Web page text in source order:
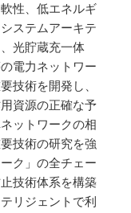
性、低エネルギ
ステムアーキテ
光貯蔵充一体
電力ネットワー
技術を開発し、
資源の正確な予
ットワークの相
技術の研究を強
ク」の全チェー
技術体系を構築
リジェントで利